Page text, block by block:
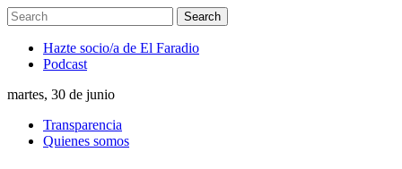
Hazte socio/a de El Faradio
Podcast
martes, 30 de junio
Transparencia
Quienes somos